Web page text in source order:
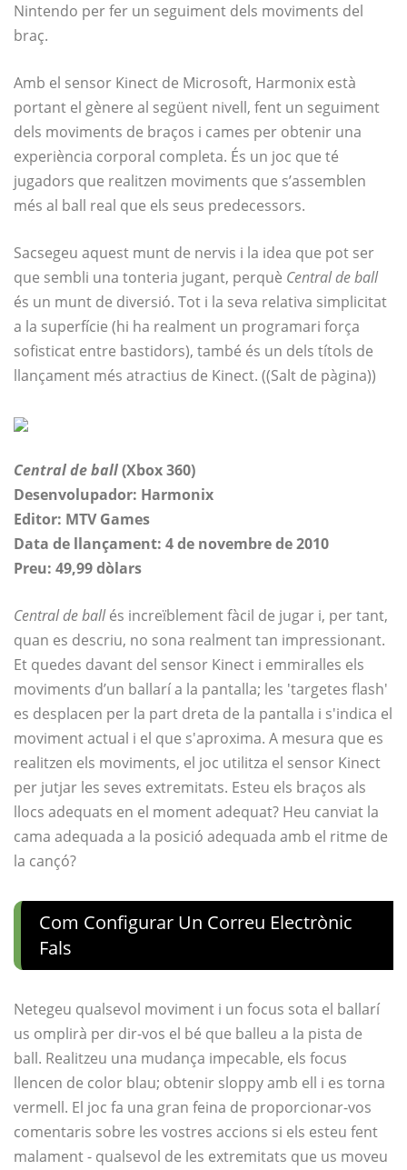
Nintendo per fer un seguiment dels moviments del
braç.
Amb el sensor Kinect de Microsoft, Harmonix està
portant el gènere al següent nivell, fent un seguiment
dels moviments de braços i cames per obtenir una
experiència corporal completa. És un joc que té
jugadors que realitzen moviments que s’assemblen
més al ball real que els seus predecessors.
Sacsegeu aquest munt de nervis i la idea que pot ser
que sembli una tonteria jugant, perquè Central de ball
és un munt de diversió. Tot i la seva relativa simplicitat
a la superfície (hi ha realment un programari força
sofisticat entre bastidors), també és un dels títols de
llançament més atractius de Kinect. ((Salt de pàgina))
Central de ball(Xbox 360)
Desenvolupador: Harmonix
Editor: MTV Games
Data de llançament: 4 de novembre de 2010
Preu: 49,99 dòlars
Central de ballés increïblement fàcil de jugar i, per tant,
quan es descriu, no sona realment tan impressionant.
Et quedes davant del sensor Kinect i emmiralles els
moviments d’un ballarí a la pantalla; les 'targetes flash'
es desplacen per la part dreta de la pantalla i s'indica el
moviment actual i el que s'aproxima. A mesura que es
realitzen els moviments, el joc utilitza el sensor Kinect
per jutjar les seves extremitats. Esteu els braços als
llocs adequats en el moment adequat? Heu canviat la
cama adequada a la posició adequada amb el ritme de
la cançó?
Com Configurar Un Correu Electrònic
Fals
Netegeu qualsevol moviment i un focus sota el ballarí
us omplirà per dir-vos el bé que balleu a la pista de
ball. Realitzeu una mudança impecable, els focus
llencen de color blau; obtenir sloppy amb ell i es torna
vermell. El joc fa una gran feina de proporcionar-vos
comentaris sobre les vostres accions si els esteu fent
malament - qualsevol de les extremitats que us moveu